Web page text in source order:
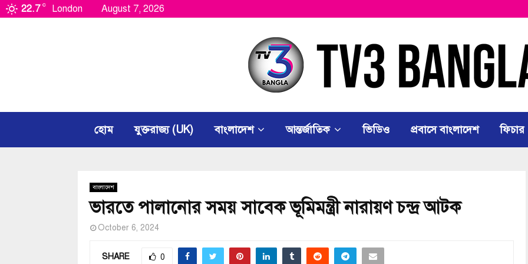
22.7 C London August 7, 2026
হোম যুক্তরাজ্য (UK) বাংলাদেশ আন্তর্জাতিক ভিডিও প্রবাসে বাংলাদেশ ফিচার
বাংলাদেশ
ভারতে পালানোর সময় সাবেক ভূমিমন্ত্রী নারায়ণ চন্দ্র আটক
October 6, 2024
SHARE 0